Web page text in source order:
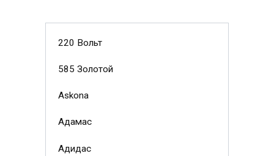
220 Вольт
585 Золотой
Askona
Адамас
Адидас